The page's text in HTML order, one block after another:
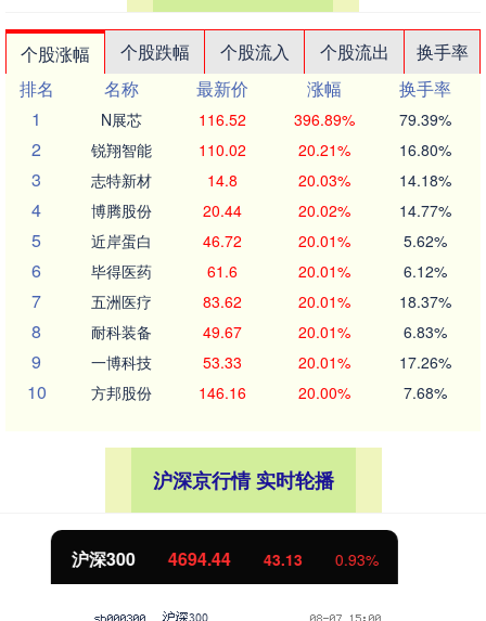
个股涨幅 个股跌幅 个股流入 个股流出
换手率
排名
名称 最新价 涨幅
换手率
1
N展芯 116.52 396.89% 79.39%
2 锐翔智能 110.02 20.21% 16.80%
3 志特新材 14.8 20.03% 14.18%
4 博腾股份 20.44 20.02% 14.77%
5 近岸蛋白 46.72 20.01% 5.62%
6 毕得医药 61.6 20.01% 6.12%
7 五洲医疗 83.62 20.01% 18.37%
8 耐科装备 49.67 20.01% 6.83%
9 一博科技 53.33 20.01% 17.26%
10 方邦股份 146.16 20.00% 7.68%
沪深京行情 实时轮播
北证50 1134.24 11.37 1.01%